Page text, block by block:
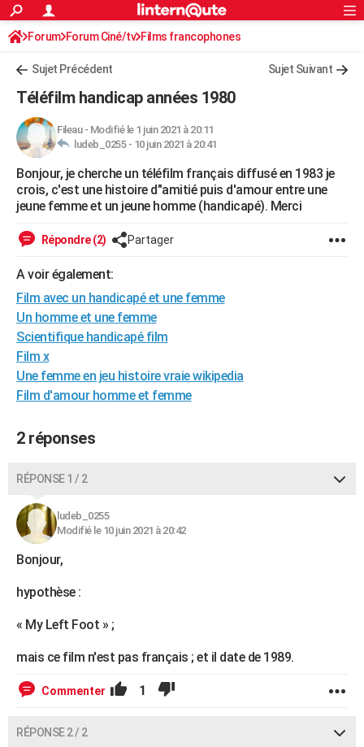
ACTUALITÉS
Politique
Société
Faits Divers
Education
Monde
Villes
+
FINANCE
Retraite
Impôts
Epargne
Immobilier
Risques naturels par ville
Banque
Assurance
Crédit
AUTO
Essais
Réserver un essai
Citadines
Berlines
SUV
Forum auto
+HIGH-TECH
Mobiles
Meilleur smartphone
Internet
Ordinateurs
Jeux vidéo
Guide high-tech
+
Forum
Aménagement intérieur
Extérieur
Cuisine
Salle de bains
Jardinage
Rangement
WEEK-END
Guides de France
Escapades
Patrimoine
Expositions
Musées
Week-end nature
+LIFESTYLE
Art de vivre
Bien-être
Loisirs
Mode
Modes de vie
SANTE
Alimentation
Guide de la santé
Maladies
Médicaments
Sommeil
VOYAGE
Destinations
City break
Voyage nature
Voyage de noces
Forum
Climat
+PHOTO
BONS PLANS
CARTE DE VOEUX
Carte de Noël
Carte Bonne année
Carte Saint-Valentin
Carte Pâques
Carte d'anniversaire
DICTIONNAIRE
Dictionnaire
Biographies
Citations
Expressions
Proverbes
S'inscrire
Connexion
Forum Forum Ciné/tv Films francophones
Sujet Précédent Sujet Suivant
Téléfilm handicap années 1980
Fileau- Modifié le 1 juin 2021 à 20:11
ludeb_0255 - 10 juin 2021 à 20:41
Bonjour, je cherche un téléfilm français diffusé en 1983 je
crois, c'est une histoire d"amitié puis d'amour entre une
jeune femme et un jeune homme (handicapé). Merci
Répondre (2) Partager
A voir également:
Film avec un handicapé et une femme
Un homme et une femme
Scientifique handicapé film
Film x
Une femme en jeu histoire vraie wikipedia
Film d'amour homme et femme
2 réponses
RÉPONSE 1 / 2
ludeb_0255
Modifié le 10 juin 2021 à 20:42
Bonjour,
hypothèse :
« My Left Foot » ;
mais ce film n'est pas français ; et il date de 1989.
Commenter 1
RÉPONSE 2 / 2